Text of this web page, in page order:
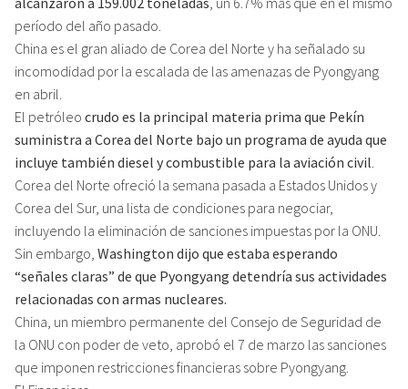
período del año pasado.
China es el gran aliado de Corea del Norte y ha señalado su
incomodidad por la escalada de las amenazas de Pyongyang
en abril.
El petróleo crudo es la principal materia prima que Pekín
suministra a Corea del Norte bajo un programa de ayuda que
incluye también diesel y combustible para la aviación civil.
Corea del Norte ofreció la semana pasada a Estados Unidos y
Corea del Sur, una lista de condiciones para negociar,
incluyendo la eliminación de sanciones impuestas por la ONU.
Sin embargo, Washington dijo que estaba esperando
“señales claras” de que Pyongyang detendría sus actividades
relacionadas con armas nucleares.
China, un miembro permanente del Consejo de Seguridad de
la ONU con poder de veto, aprobó el 7 de marzo las sanciones
que imponen restricciones financieras sobre Pyongyang.